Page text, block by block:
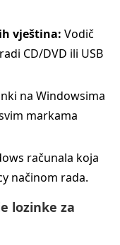
vještina: Vodič
CD/DVD ili USB
na Windowsima
markama
računala koja
načinom rada.
lozinke za